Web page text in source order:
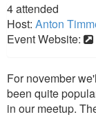
4attended
Host: Anton
Event Website:
For november
been quite
in our meetup.